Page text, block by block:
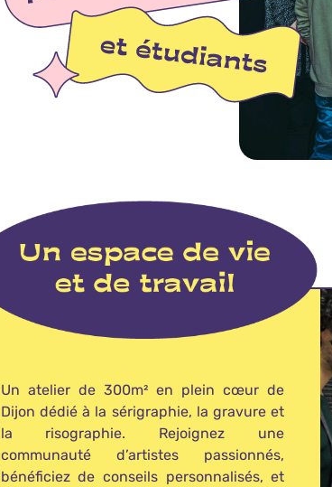
Un atelier de 300m² en plein cœur de
Dijon dédié à la sérigraphie, la gravure et
la risographie. Rejoignez une
communauté d’artistes passionnés,
bénéficiez de conseils personnalisés, et